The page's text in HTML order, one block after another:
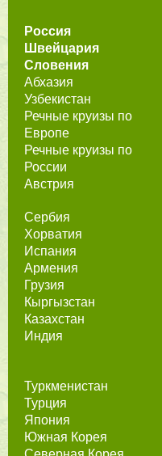
Россия
Швейцария
Словения
Абхазия
Узбекистан
Речные круизы по
Европе
Речные круизы по
России
Австрия
Сербия
Хорватия
Испания
Армения
Грузия
Кыргызстан
Казахстан
Индия
Туркменистан
Турция
Япония
Южная Корея